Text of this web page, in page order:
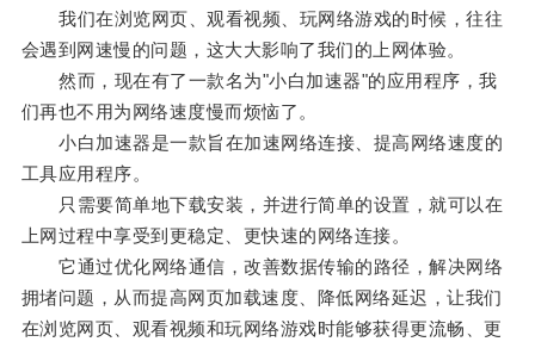
我们在浏览网页、观看视频、玩网络游戏的时候，往往
会遇到网速慢的问题，这大大影响了我们的上网体验。
然而，现在有了一款名为"小白加速器"的应用程序，我
们再也不用为网络速度慢而烦恼了。
小白加速器是一款旨在加速网络连接、提高网络速度的
工具应用程序。
只需要简单地下载安装，并进行简单的设置，就可以在
上网过程中享受到更稳定、更快速的网络连接。
它通过优化网络通信，改善数据传输的路径，解决网络
拥堵问题，从而提高网页加载速度、降低网络延迟，让我们
在浏览网页、观看视频和玩网络游戏时能够获得更流畅、更